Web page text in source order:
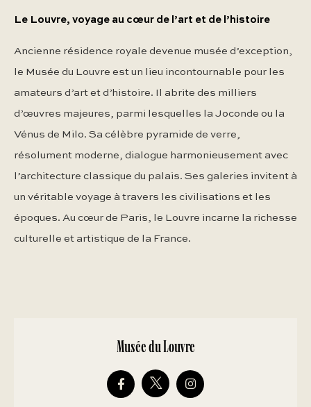
Le Louvre, voyage au cœur de l’art et de l’histoire
Ancienne résidence royale devenue musée d’exception,
le Musée du Louvre est un lieu incontournable pour les
amateurs d’art et d’histoire. Il abrite des milliers
d’œuvres majeures, parmi lesquelles la Joconde ou la
Vénus de Milo. Sa célèbre pyramide de verre,
résolument moderne, dialogue harmonieusement avec
l’architecture classique du palais. Ses galeries invitent à
un véritable voyage à travers les civilisations et les
époques. Au cœur de Paris, le Louvre incarne la richesse
culturelle et artistique de la France.
Musée du Louvre